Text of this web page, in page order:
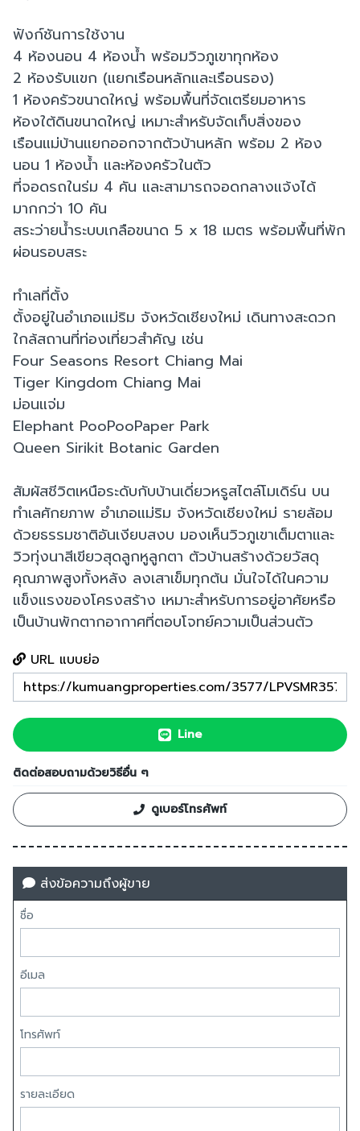
ฟังก์ชันการใช้งาน
4 ห้องนอน 4 ห้องน้ำ พร้อมวิวภูเขาทุกห้อง
2 ห้องรับแขก (แยกเรือนหลักและเรือนรอง)
1 ห้องครัวขนาดใหญ่ พร้อมพื้นที่จัดเตรียมอาหาร
ห้องใต้ดินขนาดใหญ่ เหมาะสำหรับจัดเก็บสิ่งของ
เรือนแม่บ้านแยกออกจากตัวบ้านหลัก พร้อม 2 ห้อง
นอน 1 ห้องน้ำ และห้องครัวในตัว
ที่จอดรถในร่ม 4 คัน และสามารถจอดกลางแจ้งได้
มากกว่า 10 คัน
สระว่ายน้ำระบบเกลือขนาด 5 x 18 เมตร พร้อมพื้นที่พัก
ผ่อนรอบสระ
ทำเลที่ตั้ง
ตั้งอยู่ในอำเภอแม่ริม จังหวัดเชียงใหม่ เดินทางสะดวก
ใกล้สถานที่ท่องเที่ยวสำคัญ เช่น
Four Seasons Resort Chiang Mai
Tiger Kingdom Chiang Mai
ม่อนแจ่ม
Elephant PooPooPaper Park
Queen Sirikit Botanic Garden
สัมผัสชีวิตเหนือระดับกับบ้านเดี่ยวหรูสไตล์โมเดิร์น บน
ทำเลศักยภาพ อำเภอแม่ริม จังหวัดเชียงใหม่ รายล้อม
ด้วยธรรมชาติอันเงียบสงบ มองเห็นวิวภูเขาเต็มตาและ
วิวทุ่งนาสีเขียวสุดลูกหูลูกตา ตัวบ้านสร้างด้วยวัสดุ
คุณภาพสูงทั้งหลัง ลงเสาเข็มทุกต้น มั่นใจได้ในความ
แข็งแรงของโครงสร้าง เหมาะสำหรับการอยู่อาศัยหรือ
เป็นบ้านพักตากอากาศที่ตอบโจทย์ความเป็นส่วนตัว
URL แบบย่อ
Line
ติดต่อสอบถามด้วยวิธีอื่น ๆ
ดูเบอร์โทรศัพท์
ส่งข้อความถึงผู้ขาย
ชื่อ
อีเมล
โทรศัพท์
รายละเอียด